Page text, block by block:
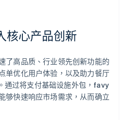
核心产品创新
了高品质、行业领先创新功能的
单优化用户体验，以及助力餐厅
通过将支付基础设施外包，favy
够快速响应市场需求，从而确立